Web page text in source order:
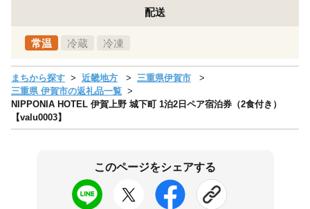
配送
常温 冷蔵 冷凍
まちから探す 近畿地方
三重県伊賀市
三重県 伊賀市の返礼品一覧
NIPPONIA HOTEL 伊賀上野 城下町 1泊2日ペア宿泊券（2食付き）
【valu0003】
このページをシェアする